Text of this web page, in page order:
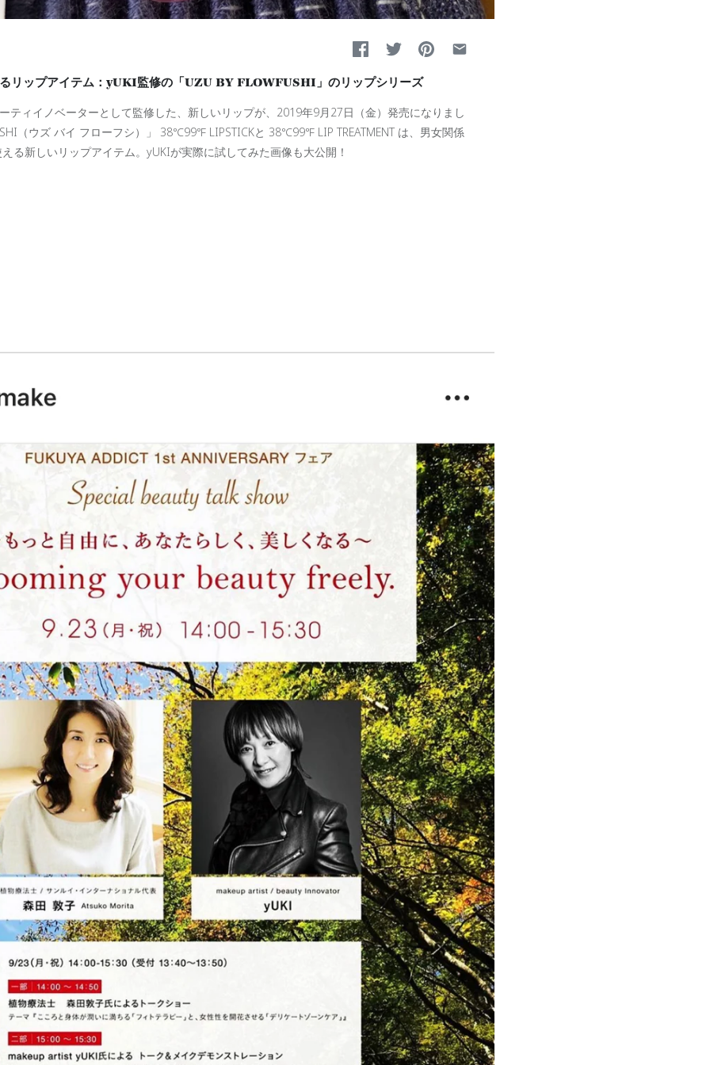
リップアイテム：yUKI監修の「UZU BY FLOWFUSHI」のリップシリーズ
ティイノベーターとして監修した、新しいリップが、 2019年9月 27日（金）発売になりまし
（ウズ バイ フローフシ）」 38℃99℉ LIPSTICKと 38℃99℉ LIP TREATMENT は、男女関係
る新しいリップアイテム。yUKIが実際に試してみた画像も大公開！